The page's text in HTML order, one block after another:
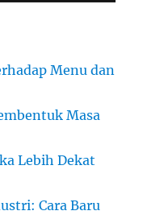
Menu dan
Masa
Lebih Dekat
Cara Baru